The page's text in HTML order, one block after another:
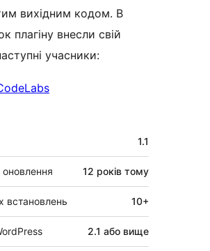
вихідним кодом. В
плагіну внесли свій
учасники:
1.1
12 років тому
встановлень 10+
2.1 або вище